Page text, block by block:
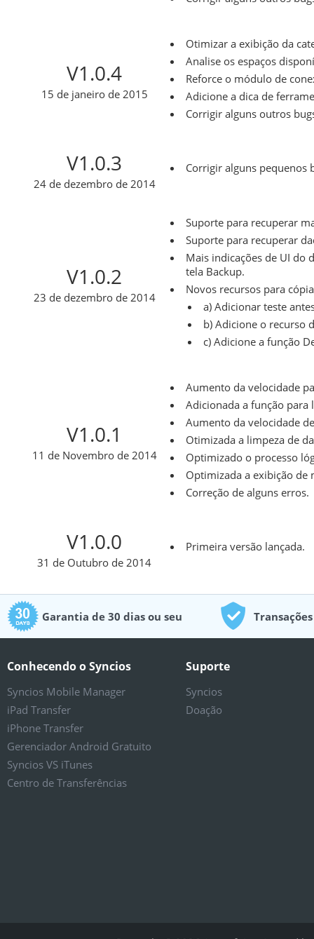
V1.0.4
15 de janeiro de 2015
Otimizar a exibição da
Analise os espaços
Reforce o módulo de
Adicione a dica de
Corrigir alguns outros
V1.0.3
24 de dezembro de 2014
Corrigir alguns pequenos
V1.0.2
23 de dezembro de 2014
Suporte para recuperar
Suporte para recuperar
Mais indicações de UI do
tela Backup.
Novos recursos para
a) Adicionar teste
b) Adicione o recurso
c) Adicione a função
V1.0.1
11 de Novembro de 2014
Aumento da velocidade
Adicionada a função
Aumento da velocidade
Otimizada a limpeza de
Optimizado o processo
Optimizada a exibição de
Correção de alguns erros.
V1.0.0
31 de Outubro de 2014
Primeira versão lançada.
Garantia de 30 dias ou seu
dinheiro de volta
Conhecendo o Syncios
Syncios Mobile Manager
iPad Transfer
iPhone Transfer
Gerenciador Android Gratuito
Syncios VS iTunes
Centro de Transferências
Suporte
Syncios
Doação